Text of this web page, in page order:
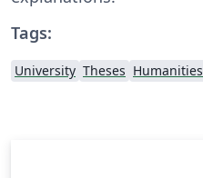
Tags:
University Theses Humanities